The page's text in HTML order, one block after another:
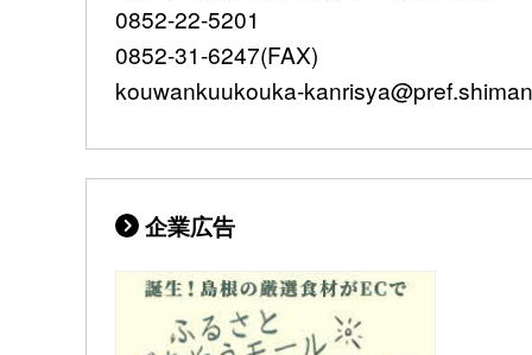
0852-22-5201
0852-31-6247(FAX)
kouwankuukouka-
企業広告